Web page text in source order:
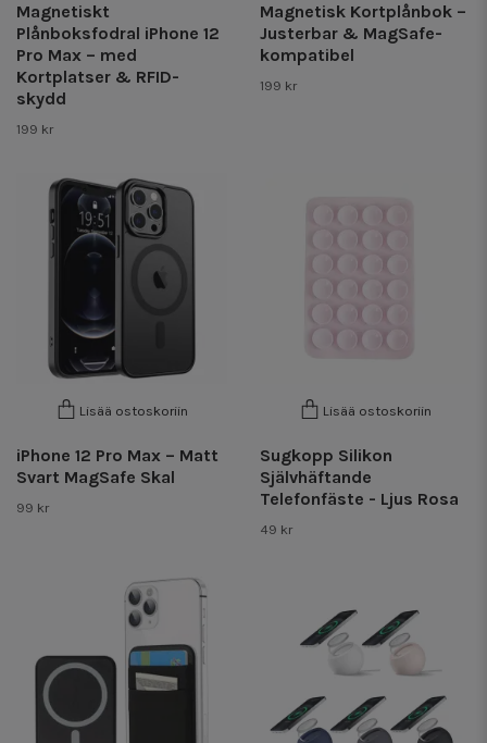
Magnetiskt
Plånboksfodral iPhone 12
Pro Max – med
Kortplatser & RFID-
skydd
199 kr
Magnetisk Kortplånbok –
Justerbar & MagSafe-
kompatibel
199 kr
Lisää ostoskoriin
iPhone 12 Pro Max – Matt
Svart MagSafe Skal
99 kr
Lisää ostoskoriin
Sugkopp Silikon
Självhäftande
Telefonfäste - Ljus Rosa
49 kr